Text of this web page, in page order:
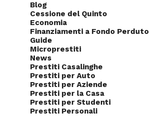
Blog
Cessione del Quinto
Economia
Finanziamenti a Fondo Perduto
Guide
Microprestiti
News
Prestiti Casalinghe
Prestiti per Auto
Prestiti per Aziende
Prestiti per la Casa
Prestiti per Studenti
Prestiti Personali